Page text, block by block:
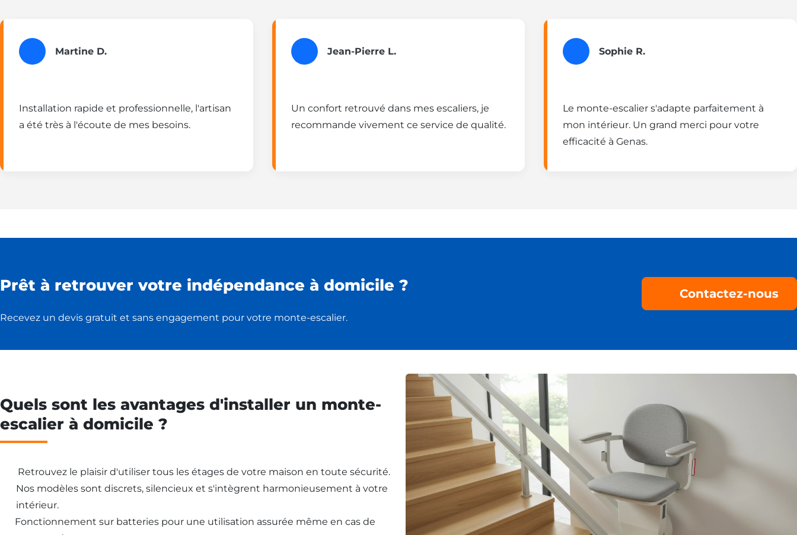
Martine D.
Installation rapide et professionnelle, l'artisan
a été très à l'écoute de mes besoins.
Jean-Pierre L.
Un confort retrouvé dans mes escaliers, je
recommande vivement ce service de qualité.
Sophie R.
Le monte-escalier s'adapte parfaitement à
mon intérieur. Un grand merci pour votre
efficacité à Genas.
Prêt à retrouver votre indépendance à domicile ?
Recevez un devis gratuit et sans engagement pour votre monte-escalier.
Contactez-nous
Quels sont les avantages d'installer un monte-
escalier à domicile ?
Retrouvez le plaisir d'utiliser tous les étages de votre maison en toute sécurité.
Nos modèles sont discrets, silencieux et s'intègrent harmonieusement à votre
intérieur.
Fonctionnement sur batteries pour une utilisation assurée même en cas de